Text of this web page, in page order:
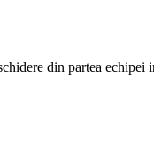
din partea echipei